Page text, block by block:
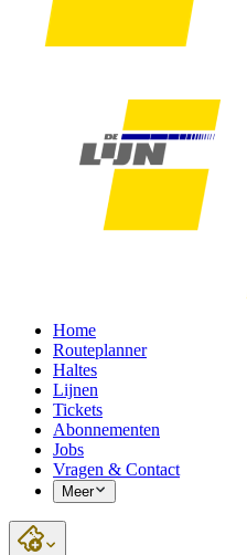
Home
Routeplanner
Haltes
Lijnen
Tickets
Abonnementen
Jobs
Vragen & Contact
Meer